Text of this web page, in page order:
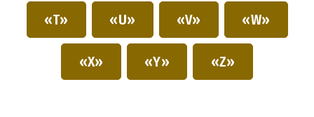
«T» «U» «V» «W»
«X» «Y» «Z»